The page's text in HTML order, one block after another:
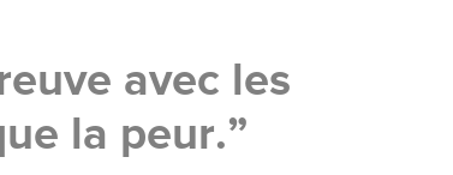
avec les
la peur.